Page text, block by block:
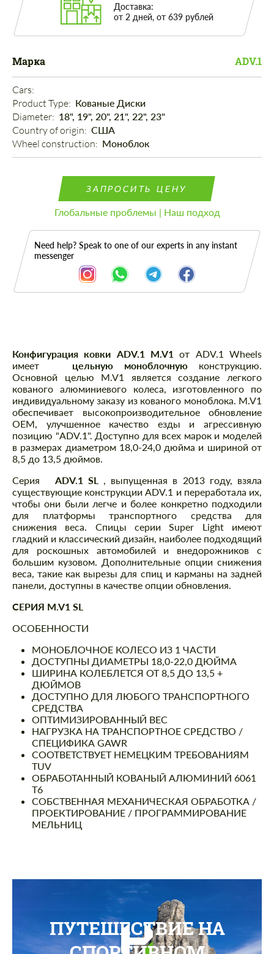
Доставка:
от 2 дней, от 639 рублей
Марка ADV.1
Cars:
Product Type: Кованые Диски
Diameter: 18", 19", 20", 21", 22", 23"
Country of origin: США
Wheel construction: Моноблок
ЗАПРОСИТЬ ЦЕНУ
Глобальные проблемы | Наш подход
Need help? Speak to one of our experts in any instant
messenger
Описание
Конфигурация ковки ADV.1 M.V1 от ADV.1 Wheels
имеет
цельную моноблочную конструкцию.
Основной целью M.V1 является создание легкого
кованого алюминиевого колеса, изготовленного по
индивидуальному заказу из кованого моноблока. M.V1
обеспечивает высокопроизводительное обновление
OEM, улучшенное качество езды и агрессивную
позицию "ADV.1". Доступно для всех марок и моделей
в размерах диаметром 18,0-24,0 дюйма и шириной от
8,5 до 13,5 дюймов.
Серия
ADV.1 SL , выпущенная в 2013 году, взяла
существующие конструкции ADV.1 и переработала их,
чтобы они были легче и более конкретно подходили
для платформы транспортного средства для
снижения веса. Спицы серии Super Light имеют
гладкий и классический дизайн, наиболее подходящий
для роскошных автомобилей и внедорожников с
большим кузовом. Дополнительные опции снижения
веса, такие как вырезы для спиц и карманы на задней
панели, доступны в качестве опции обновления.
СЕРИЯ M.V1 SL
ОСОБЕННОСТИ
МОНОБЛОЧНОЕ КОЛЕСО ИЗ 1 ЧАСТИ
ДОСТУПНЫ ДИАМЕТРЫ 18,0-22,0 ДЮЙМА
ШИРИНА КОЛЕБЛЕТСЯ ОТ 8,5 ДО 13,5 +
ДЮЙМОВ
ДОСТУПНО ДЛЯ ЛЮБОГО ТРАНСПОРТНОГО
СРЕДСТВА
ОПТИМИЗИРОВАННЫЙ ВЕС
НАГРУЗКА НА ТРАНСПОРТНОЕ СРЕДСТВО /
СПЕЦИФИКА GAWR
СООТВЕТСТВУЕТ НЕМЕЦКИМ ТРЕБОВАНИЯМ
TUV
ОБРАБОТАННЫЙ КОВАНЫЙ АЛЮМИНИЙ 6061
T6
СОБСТВЕННАЯ МЕХАНИЧЕСКАЯ ОБРАБОТКА /
ПРОЕКТИРОВАНИЕ / ПРОГРАММИРОВАНИЕ
МЕЛЬНИЦ
ПУТЕШЕСТВИЕ НА